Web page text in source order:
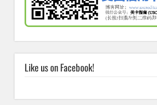
Like us on Facebook!